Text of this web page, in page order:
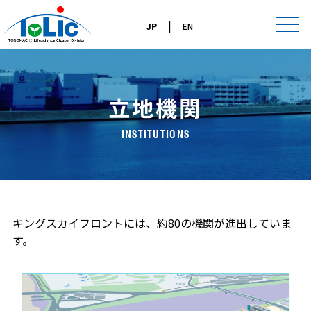
JP| EN
立地機関
INSTITUTIONS
キングスカイフロントには、約80の機関が進出していま
す。